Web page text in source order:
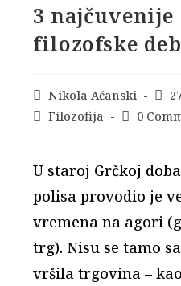
3 najčuvenije
filozofske
Post
author:
Nikola Ačanski
Post
PostFilozofija
Post
0
U staroj Grčkoj
polisa provodio je
vremena na agori
trg). Nisu se tamo
vršila trgovina –